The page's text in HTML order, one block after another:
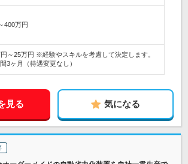
400万円
円～25万円 ※経験やスキルを考慮して決定します。
3ヶ月（待遇変更なし）
見る 気になる